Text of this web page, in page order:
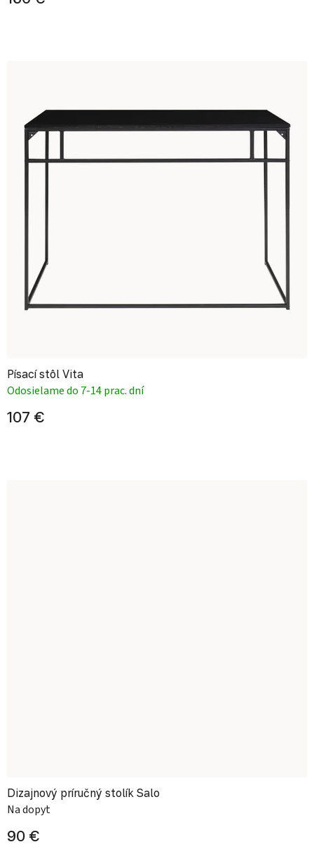
Písací stôl Vita
Odosielame do 7-14 prac. dní
107 €
Dizajnový príručný stolík Salo
Na dopyt
90 €